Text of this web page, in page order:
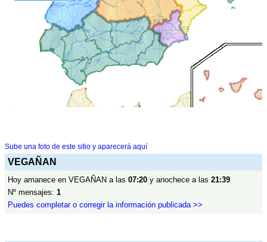
Sube una foto de este sitio y aparecerá aquí
VEGAÑAN
Hoy amanece en VEGAÑAN a las 07:20 y anochece a las 21:39
Nº mensajes: 1
Puedes completar o corregir la información publicada >>